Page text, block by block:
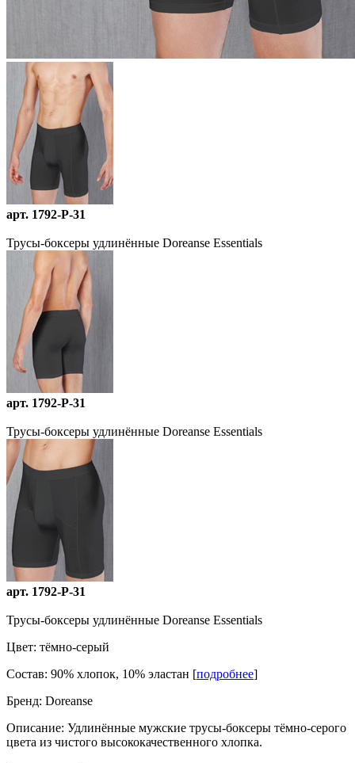
арт. 1792-P-31
Трусы-боксеры удлинённые Doreanse Essentials
арт. 1792-P-31
Трусы-боксеры удлинённые Doreanse Essentials
арт. 1792-P-31
Трусы-боксеры удлинённые Doreanse Essentials
Цвет: тёмно-серый
Состав: 90% хлопок, 10% эластан [подробнее]
Бренд: Doreanse
Описание: Удлинённые мужские трусы-боксеры тёмно-серого
цвета из чистого высококачественного хлопка.